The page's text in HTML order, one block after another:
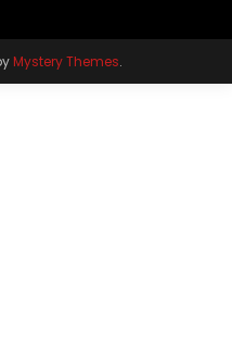
Mystery Themes.